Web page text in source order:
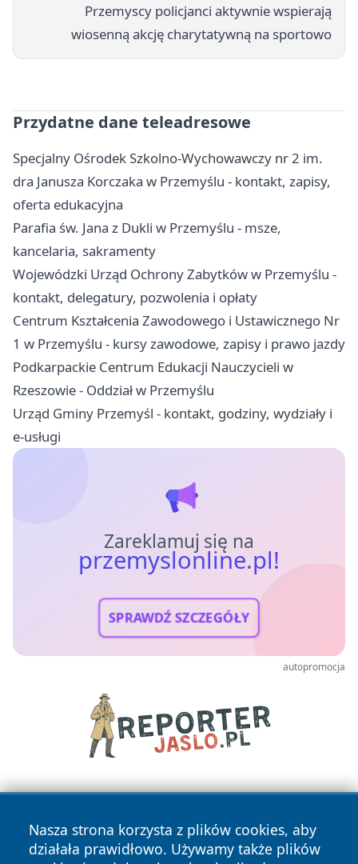
Przemyscy policjanci aktywnie wspierają
wiosenną akcję charytatywną na sportowo
Przydatne dane teleadresowe
Specjalny Ośrodek Szkolno-Wychowawczy nr 2 im.
dra Janusza Korczaka w Przemyślu - kontakt, zapisy,
oferta edukacyjna
Parafia św. Jana z Dukli w Przemyślu - msze,
kancelaria, sakramenty
Wojewódzki Urząd Ochrony Zabytków w Przemyślu -
kontakt, delegatury, pozwolenia i opłaty
Centrum Kształcenia Zawodowego i Ustawicznego Nr
1 w Przemyślu - kursy zawodowe, zapisy i prawo jazdy
Podkarpackie Centrum Edukacji Nauczycieli w
Rzeszowie - Oddział w Przemyślu
Urząd Gminy Przemyśl - kontakt, godziny, wydziały i
e-usługi
Zareklamuj się na
przemyslonline.pl!
SPRAWDŹ SZCZEGÓŁY
autopromocja
Nasza strona korzysta z plików cookies, aby
działała prawidłowo. Używamy także plików